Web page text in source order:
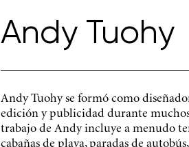
Andy Tuohy
Andy Tuohy se formó como
edición y publicidad durante
trabajo de Andy incluye a menudo
cabañas de playa, paradas de